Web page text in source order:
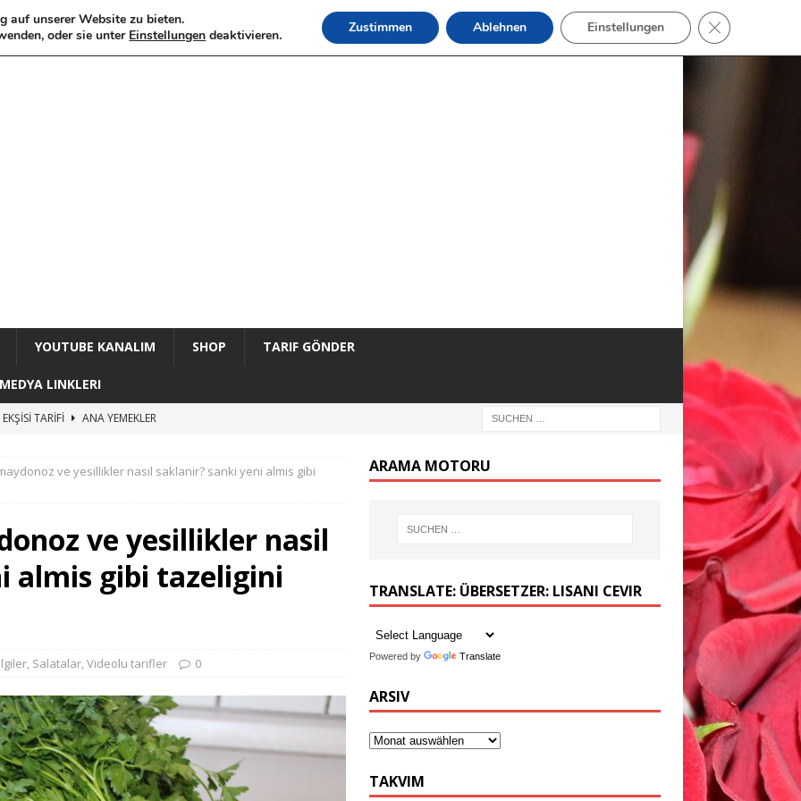
YOUTUBE KANALIM SHOP TARIF GÖNDER
LINKLERI
TARİFİ
ANA YEMEKLER
BULGUR PİLAVI ET SUYUNA SALMA TEREYAĞLI BULGUR PİLAV
TARİFİ
ANA YEMEKLER
Kesme Aşı tarifi, etli mercimek aşı nasıl yapılır
ANA
ve yesillikler nasil saklanir? sanki yeni almis gibi
ve yesillikler nasil
almis gibi tazeligini
, Salatalar,Videolu tarifler 0
ARAMA MOTORU
TRANSLATE: ÜBERSETZER: LISANI CEVIR
Powered by Translate
ARSIV
TAKVIM
auf unserer Website zu bieten.
oder sie unter Einstellungen deaktivieren. Zustimmen Ablehnen Einstellungen GDPR Cookie-